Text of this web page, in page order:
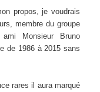
propos, je voudrais
membre du groupe
Monsieur Bruno
de 1986 à 2015 sans
rares il aura marqué